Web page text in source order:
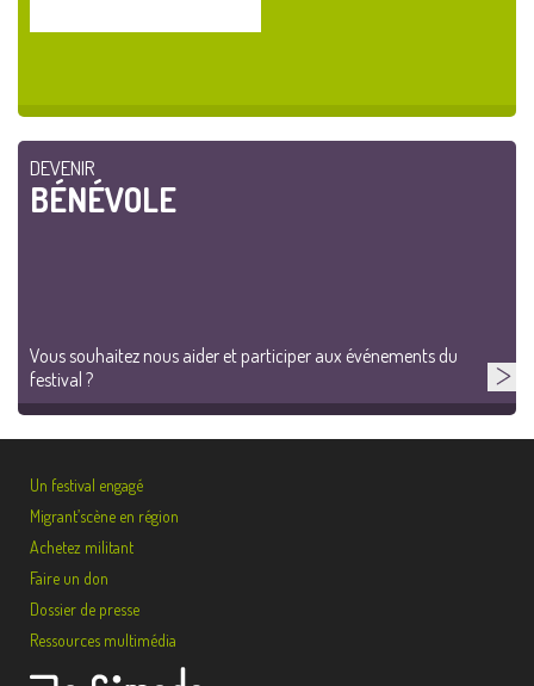
DEVENIR
BÉNÉVOLE
Vous souhaitez nous aider et participer aux événements du
festival ?
Un festival engagé
Migrant’scène en région
Achetez militant
Faire un don
Dossier de presse
Ressources multimédia